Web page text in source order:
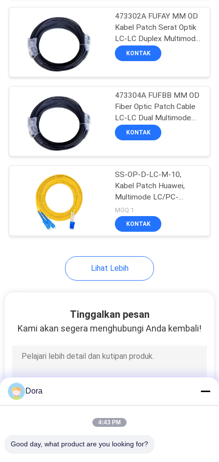
Switch Jaringan
Huawei
Titik Akhir
Konferensi Video
103
Huawei OSN
473302A FUFAY MM OD
Kabel Patch Serat Optik
LC-LC Duplex Multimode
100m Jumper Serat
Jaringan Pusat Data
KONTAK
473304A FUFBB MM OD
Fiber Optic Patch Cable
LC-LC Dual Multimode
50m Performa Tinggi
Pusat Data Fiber Jumper
KONTAK
SS-OP-D-LC-M-10,
Kabel Patch Huawei,
Multimode LC/PC-
LC/PC, PVC 2mm, 10m
MOQ:1
KONTAK
Lihat Lebih
Tinggalkan pesan
Kami akan segera menghubungi Anda kembali!
Dora
4:43 PM
Good day, what product are you looking for?